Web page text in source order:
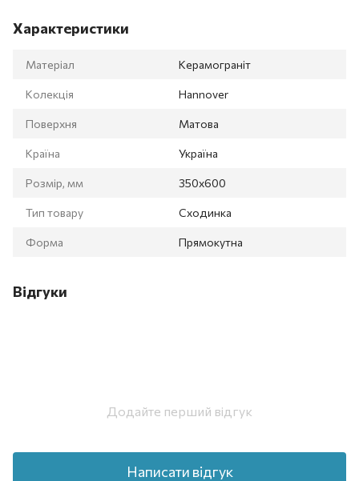
Характеристики
Матеріал Керамограніт
Колекція Hannover
Поверхня Матова
Країна Україна
Розмір, мм 350x600
Тип товару Сходинка
Форма Прямокутна
Відгуки
Додайте перший відгук
Написати відгук